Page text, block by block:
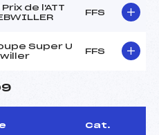
Prix de l'ATT
FFS
Super U
FFS
Cat.